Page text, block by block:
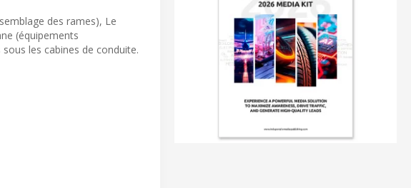
des rames), Le
(équipements
les cabines de conduite.